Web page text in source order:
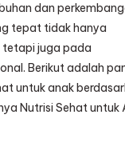
Nutrisi
Sehat
Anak
Sejak
Dini
dan
tepat tidak hanya
tetapi juga pada
Berikut adalah
untuk anak
Nutrisi Sehat untuk